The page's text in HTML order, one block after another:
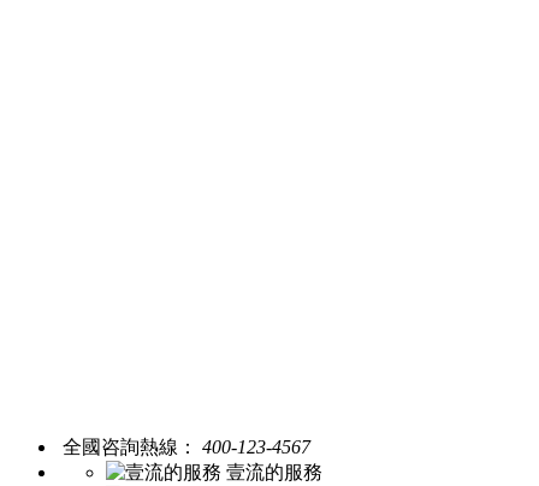
全國咨詢熱線： 400-123-4567
壹流的服務